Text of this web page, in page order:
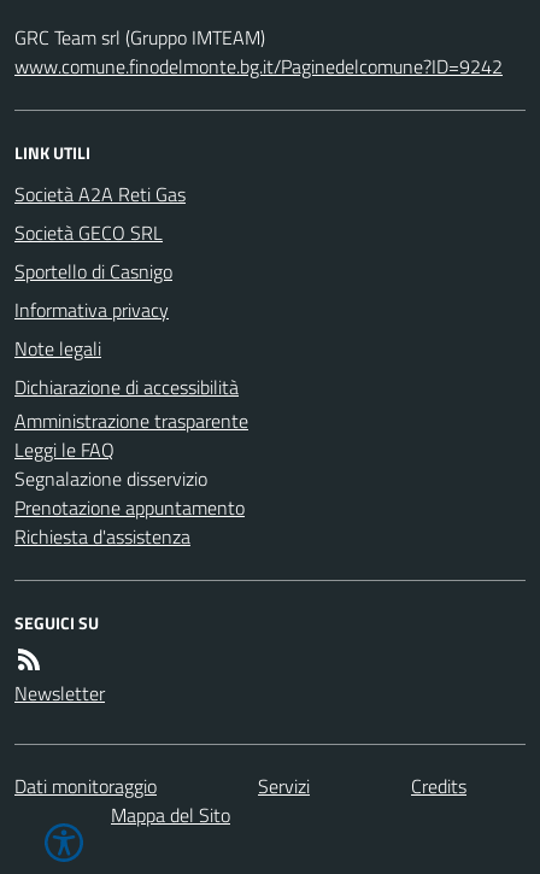
GRC Team srl (Gruppo IMTEAM)
www.comune.finodelmonte.bg.it/Paginedelcomune?ID=9242
LINK UTILI
Società A2A Reti Gas
Società GECO SRL
Sportello di Casnigo
Informativa privacy
Note legali
Dichiarazione di accessibilità
Amministrazione trasparente
Leggi le FAQ
Segnalazione disservizio
Prenotazione appuntamento
Richiesta d'assistenza
SEGUICI SU
Newsletter
Dati monitoraggio Servizi
Credits
Mappa del Sito